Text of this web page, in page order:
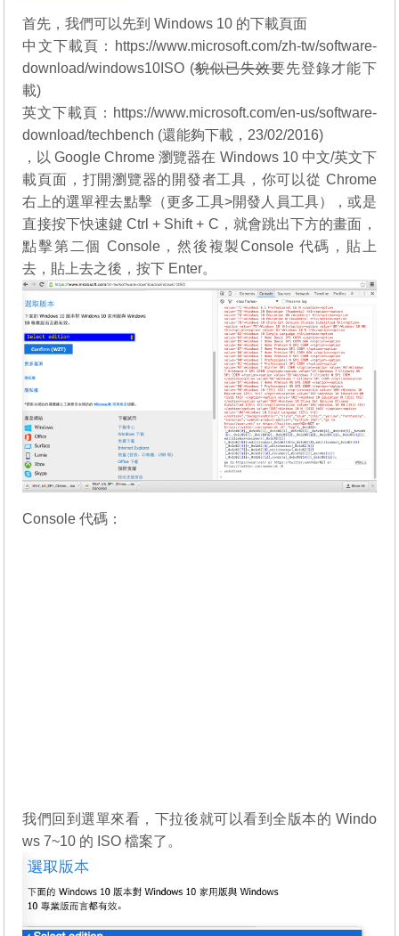
首先，我們可以先到 Windows 10 的下載頁面
中文下載頁：
https://www.microsoft.com/zh-tw/software-
download/windows10ISO (貌似已失效要先登錄才能下
載)
英文下載頁： https://www.microsoft.com/en-us/software-
download/techbench (還能夠下載，23/02/2016)
，以 Google Chrome 瀏覽器在 Windows 10 中文/英文下
載頁面，打開瀏覽器的開發者工具，你可以從 Chrome
右上的選單裡去點擊（更多工具>開發人員工具），或是
直接按下快速鍵 Ctrl + Shift + C，就會跳出下方的畫面，
點擊第二個 Console，然後複製Console 代碼，貼上
去，貼上去之後，按下 Enter。
Console 代碼：
我們回到選單來看，下拉後就可以看到全版本的 Windo
ws 7~10 的 ISO 檔案了。